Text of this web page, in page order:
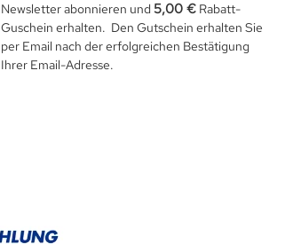
Newsletter abonnieren und 5,00 € Rabatt-
Guschein erhalten. Den Gutschein erhalten Sie
per Email nach der erfolgreichen Bestätigung
Ihrer Email-Adresse.